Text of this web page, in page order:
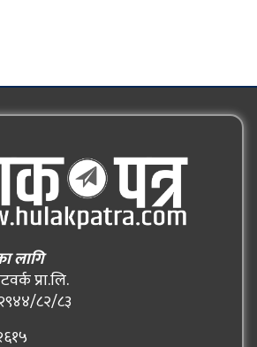
लागि
प्रा.लि.
८२/८३